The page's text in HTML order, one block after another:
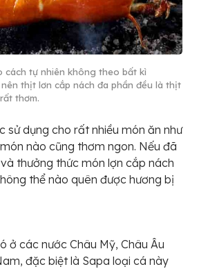
cách tự nhiên không theo bất kì
thịt lơn cắp nách đa phần đều là thịt
thơm.
sử dụng cho rất nhiều món ăn như
nào cũng thơm ngon. Nếu đã
thưởng thức món lợn cắp nách
thể nào quên được hương bị
ở các nước Châu Mỹ, Châu Âu
đặc biệt là Sapa loại cá này